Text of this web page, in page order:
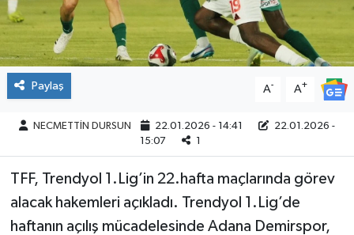
Paylaş A- A+
NECMETTİN DURSUN 22.01.2026 - 14:41
22.01.2026 -
15:07
TFF, Trendyol 1.Lig’in 22.hafta maçlarında görev
alacak hakemleri açıkladı. Trendyol 1.Lig’de
haftanın açılış mücadelesinde Adana Demirspor,